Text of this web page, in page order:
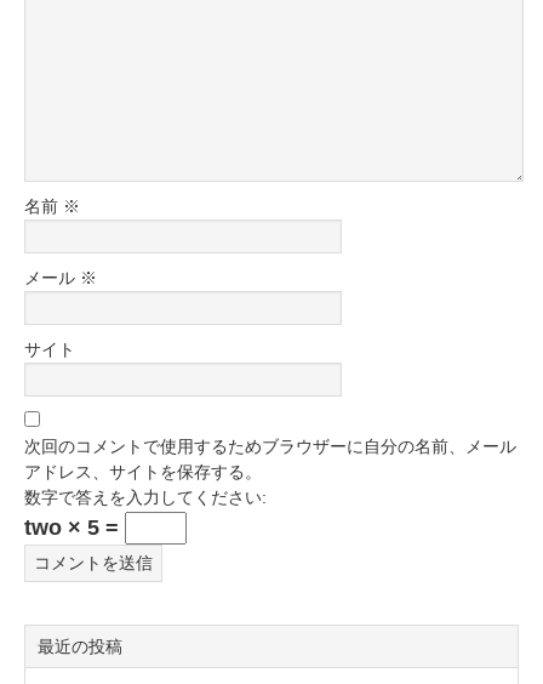
名前 ※
メール ※
サイト
次回のコメントで使用するためブラウザーに自分の名前、メール
アドレス、サイトを保存する。
数字で答えを入力してください:
two × 5 =
最近の投稿